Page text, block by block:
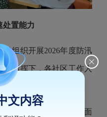
处置能力
组织开展2026年度防汛
度指挥下，各社区工作人
。
发风险，模拟三港路大面
文内容